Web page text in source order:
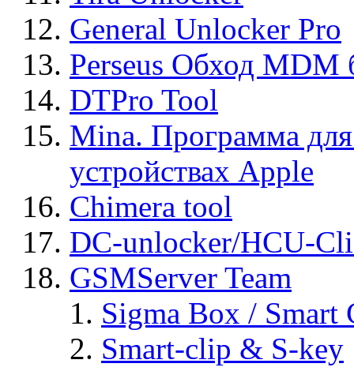
General Unlocker Pro
Perseus Обход MDM
DTPro Tool
Mina. Программа
устройствах Apple
Chimera tool
DC-unlocker/HCU-
GSMServer Team
Sigma Box / Smart
Smart-clip & S-key